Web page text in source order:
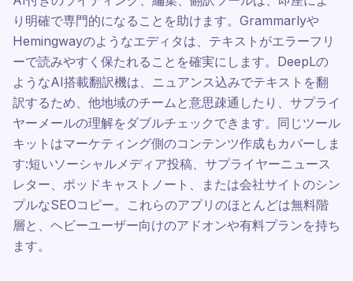
り明確で専門的になることを助けます。Grammarlyや
Hemingwayのようなエディタは、テキストがエラーフリ
ーで読みやすく保たれることを確実にします。DeepLの
ようなAI搭載翻訳機は、ニュアンス込みでテキストを翻
訳するため、他地域のチームと意思疎通したり、サプライ
ヤーメールの理解をダブルチェックできます。同じツール
キットはマーケティング側のコンテンツ作成もカバーしま
す:短いソーシャルメディア投稿、サプライヤーニュース
レター、ポッドキャストノート、または会社サイトのシン
プルなSEOコピー。これらのアプリのほとんどは無料階
層と、ヘビーユーザー向けのアドオンや有料プランを持ち
ます。